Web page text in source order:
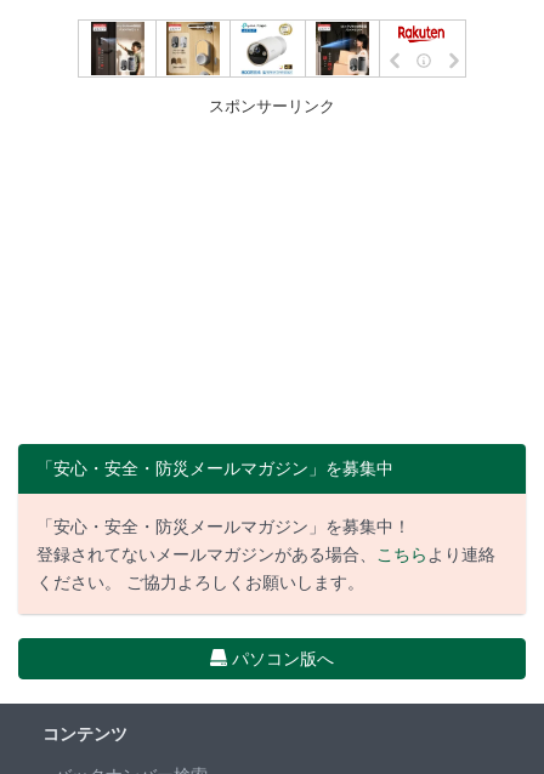
スポンサーリンク
「安心・安全・防災メールマガジン」を募集中
「安心・安全・防災メールマガジン」を募集中！
登録されてないメールマガジンがある場合、 こちらより連絡
ください。 ご協力よろしくお願いします。
パソコン版へ
コンテンツ